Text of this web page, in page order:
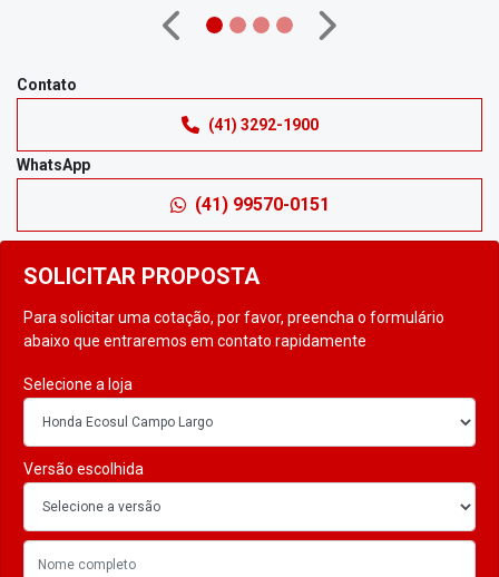
SOLICITAR PROPOSTA
Para solicitar uma cotação, por favor, preencha o formulário
abaixo que entraremos em contato rapidamente
Selecione a loja
Versão escolhida
Anterior Próximo
Contato
(41) 3292-1900
WhatsApp
(41) 99570-0151